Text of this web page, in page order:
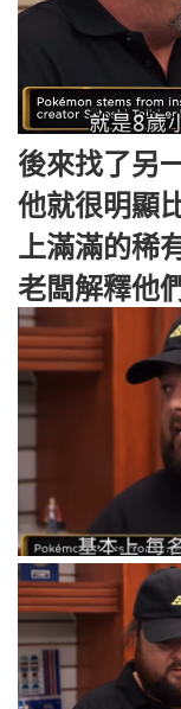
後來找了另
他就很明顯
上滿滿的稀
老闆解釋他